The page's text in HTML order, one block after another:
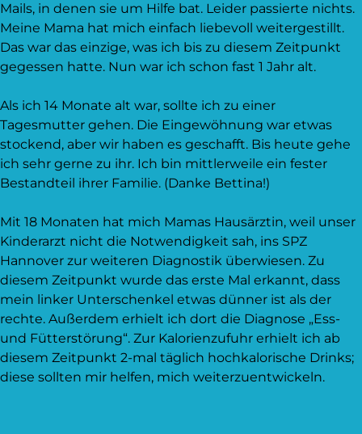
Mails, in denen sie um Hilfe bat. Leider passierte nichts.
Meine Mama hat mich einfach liebevoll weitergestillt.
Das war das einzige, was ich bis zu diesem Zeitpunkt
gegessen hatte. Nun war ich schon fast 1 Jahr alt.
Als ich 14 Monate alt war, sollte ich zu einer
Tagesmutter gehen. Die Eingewöhnung war etwas
stockend, aber wir haben es geschafft. Bis heute gehe
ich sehr gerne zu ihr. Ich bin mittlerweile ein fester
Bestandteil ihrer Familie. (Danke Bettina!)
Mit 18 Monaten hat mich Mamas Hausärztin, weil unser
Kinderarzt nicht die Notwendigkeit sah, ins SPZ
Hannover zur weiteren Diagnostik überwiesen. Zu
diesem Zeitpunkt wurde das erste Mal erkannt, dass
mein linker Unterschenkel etwas dünner ist als der
rechte. Außerdem erhielt ich dort die Diagnose „Ess-
und Fütterstörung“. Zur Kalorienzufuhr erhielt ich ab
diesem Zeitpunkt 2-mal täglich hochkalorische Drinks;
diese sollten mir helfen, mich weiterzuentwickeln.